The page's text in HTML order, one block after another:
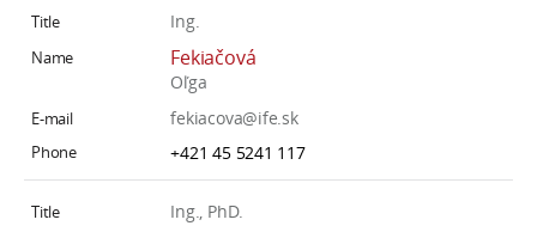
Ing.
Fekiačová
Oľga
fekiacova@ife.sk
+421 45 5241 117
Ing., PhD.